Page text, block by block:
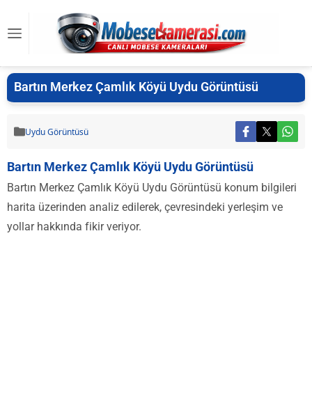
Bartın Merkez Çamlık Köyü Uydu Görüntüsü
Uydu Görüntüsü
Bartın Merkez Çamlık Köyü Uydu Görüntüsü
Bartın Merkez Çamlık Köyü Uydu Görüntüsü konum bilgileri
harita üzerinden analiz edilerek, çevresindeki yerleşim ve
yollar hakkında fikir veriyor.